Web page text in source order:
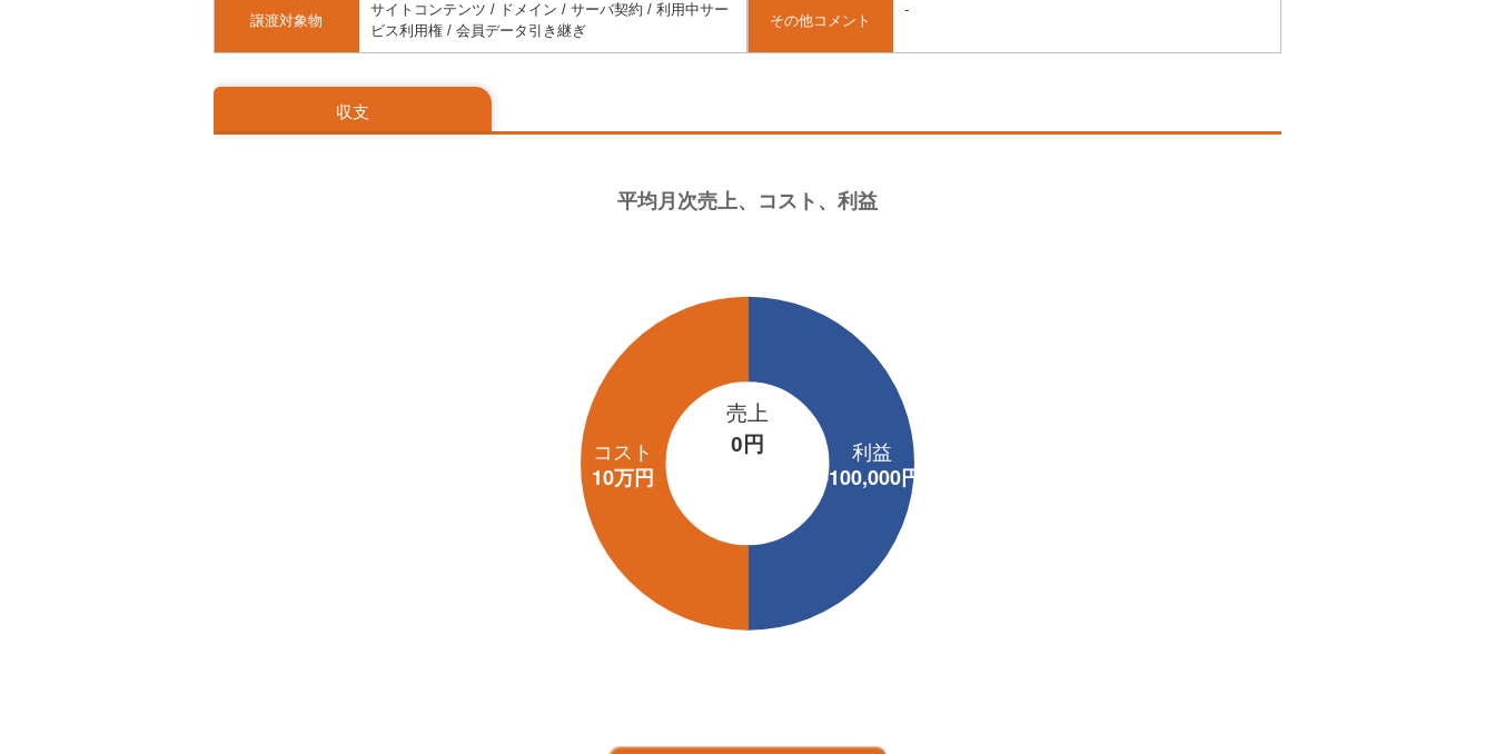
譲渡対象物
サイトコンテンツ / ドメイン / サーバ契約 / 利用中サー
ビス利用権 / 会員データ引き継ぎ
その他コメント
-
収支
売上
0円